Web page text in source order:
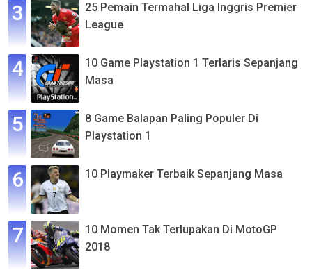
25 Pemain Termahal Liga Inggris Premier
League
10 Game Playstation 1 Terlaris Sepanjang
Masa
8 Game Balapan Paling Populer Di
Playstation 1
10 Playmaker Terbaik Sepanjang Masa
10 Momen Tak Terlupakan Di MotoGP
2018